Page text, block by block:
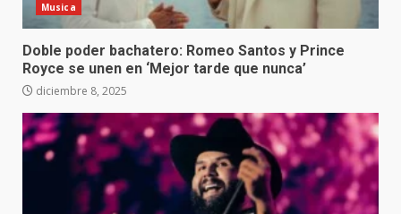
Musica
Doble poder bachatero: Romeo Santos y Prince
Royce se unen en ‘Mejor tarde que nunca’
diciembre 8, 2025